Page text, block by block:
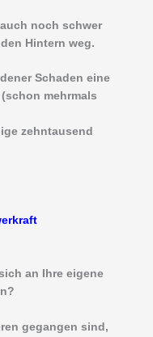
noch schwer
Hintern weg.
Schaden eine
mehrmals
zehntausend
an Ihre eigene
gegangen sind,